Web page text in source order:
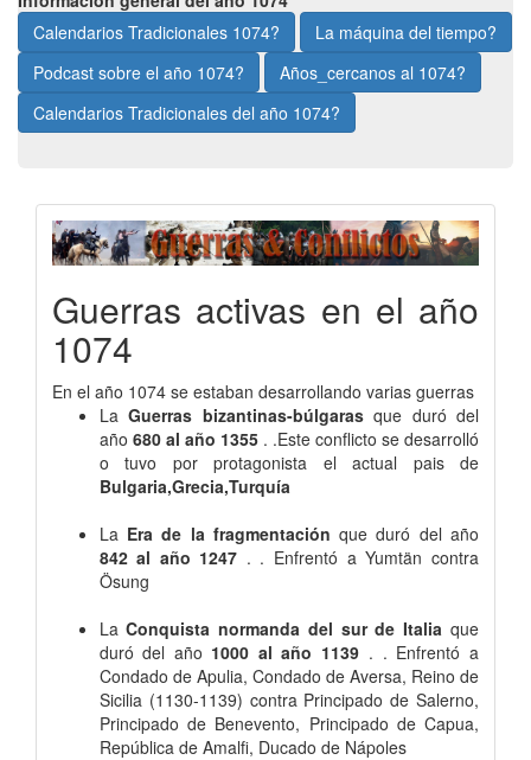
Calendarios Tradicionales 1074?
La máquina del tiempo?
Podcast sobre el año 1074?
Años_cercanos al 1074?
Calendarios Tradicionales del año 1074?
Guerras activas en el año
1074
En el año 1074 se estaban desarrollando varias guerras
La Guerras bizantinas-búlgaras que duró del
año 680 al año 1355 . .Este conflicto se desarrolló
o tuvo por protagonista el actual pais de
Bulgaria,Grecia,Turquía
La Era de la fragmentación que duró del año
842 al año 1247 . . Enfrentó a Yumtän contra
Ösung
La Conquista normanda del sur de Italia que
duró del año 1000 al año 1139 . . Enfrentó a
Condado de Apulia, Condado de Aversa, Reino de
Sicilia (1130-1139) contra Principado de Salerno,
Principado de Benevento, Principado de Capua,
República de Amalfi, Ducado de Nápoles